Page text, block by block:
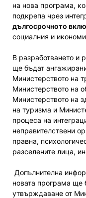
на нова програма,
подкрепа чрез
дългосрочното
социалния и
В разработването и
ще бъдат
Министерството на
Министерството на
Министерството на
на туризма и
процеса на
неправителствени
правна,
разселените лица,
Допълнителна
новата програма ще
утвърждаване от